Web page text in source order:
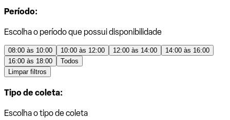
Período:
Escolha o período que possui disponibilidade
08:00 às 10:00 10:00 às 12:00 12:00 às 14:00
14:00 às 16:00
16:00 às 18:00
Todos
Limpar filtros
Tipo de coleta:
Escolha o tipo de coleta